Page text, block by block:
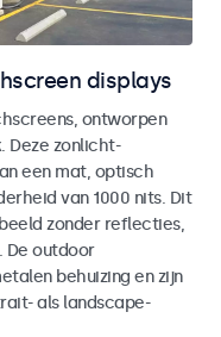
displays
ontworpen
Deze zonlicht-
een mat, optisch
van 1000 nits. Dit
zonder reflecties,
De outdoor
behuizing en zijn
als landscape-